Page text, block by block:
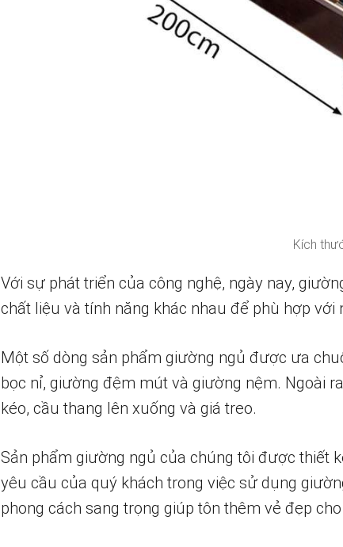
Kích
Với sự phát triển của công nghệ, ngày nay,
chất liệu và tính năng khác nhau để phù hợp
Một số dòng sản phẩm giường ngủ được ưa
bọc nỉ, giường đệm mút và giường nệm. Ngoài
kéo, cầu thang lên xuống và giá treo.
Sản phẩm giường ngủ của chúng tôi được thiết
yêu cầu của quý khách trong việc sử dụng
phong cách sang trọng giúp tôn thêm vẻ đẹp